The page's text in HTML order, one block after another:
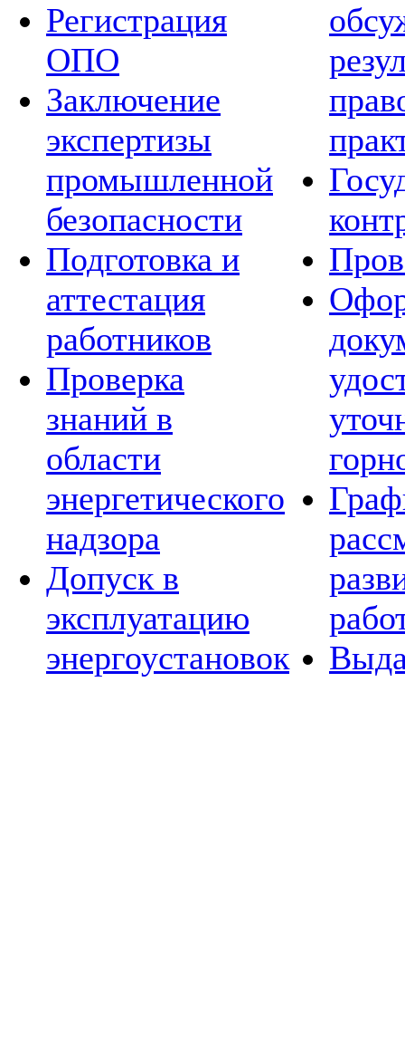
Регистрация
ОПО
Заключение
экспертизы
промышленной
безопасности
Подготовка и
аттестация
работников
Проверка
знаний в
области
энергетического
надзора
Допуск в
эксплуатацию
энергоустановок